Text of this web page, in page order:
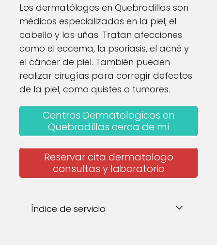
Los dermatólogos en Quebradillas son
médicos especializados en la piel, el
cabello y las uñas. Tratan afecciones
como el eccema, la psoriasis, el acné y
el cáncer de piel. También pueden
realizar cirugías para corregir defectos
de la piel, como quistes o tumores.
Centros Dermatologicos en
Quebradillas cerca de mi
Reservar cita dermatologo
consultas y laboratorio
Índice de servicio